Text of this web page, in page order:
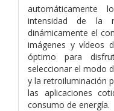
automáticamente
intensidad de la
dinámicamente el
imágenes y vídeos
óptimo para
seleccionar el modo
y la retroiluminación
las aplicaciones
consumo de energía.